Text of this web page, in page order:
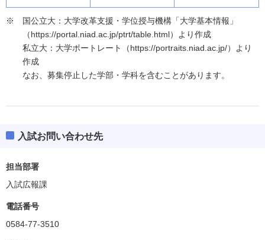
国公立大：大学改革支援・学位授与機構「大学基本情報」
（https://portal.niad.ac.jp/ptrt/table.html）より作成
私立大：大学ポートレート（https://portraits.niad.ac.jp/）より
作成
なお、募集停止した学部・学科を含むことがあります。
入試お問い合わせ先
担当部署
入試広報課
電話番号
0584-77-3510